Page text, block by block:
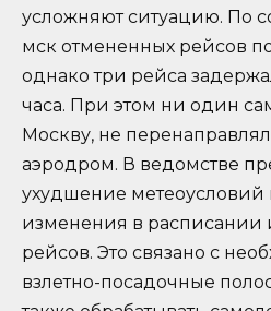
усложняют ситуацию. По
мск отмененных рейсов
однако три рейса
часа. При этом ни один
Москву, не
аэродром. В ведомстве
ухудшение метеоусловий
изменения в расписании
рейсов. Это связано с
взлетно-посадочные